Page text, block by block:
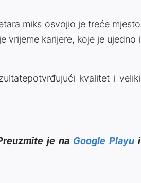
miks osvojio je treće mjesto
vrijeme karijere, koje je ujedno i
kvalitet i veliki
je na Google Playui